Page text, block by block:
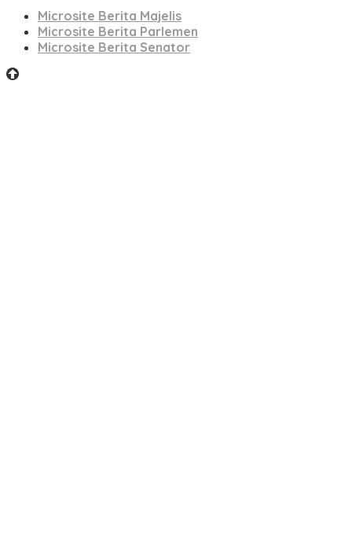
Microsite Berita Majelis
Microsite Berita Parlemen
Microsite Berita Senator